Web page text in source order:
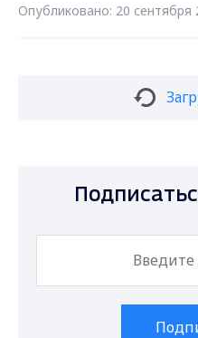
Опубликовано: 20 сентября